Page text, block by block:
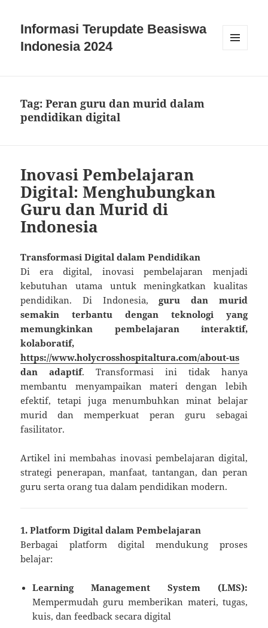
Informasi Terupdate Beasiswa
Indonesia 2024
Tag:Peran guru dan murid dalam
pendidikan digital
Inovasi Pembelajaran
Digital: Menghubungkan
Guru dan Murid di
Indonesia
Transformasi Digital dalam Pendidikan
Di era digital, inovasi pembelajaran menjadi
kebutuhan utama untuk meningkatkan kualitas
pendidikan. Di Indonesia,guru dan murid
semakin terbantu dengan teknologi yang
memungkinkan pembelajaran interaktif,
kolaboratif,
https://www.holycrosshospitaltura.com/about-us
dan adaptif. Transformasi ini tidak hanya
membantu menyampaikan materi dengan lebih
efektif, tetapi juga menumbuhkan minat belajar
murid dan memperkuat peran guru sebagai
fasilitator.
Artikel ini membahas inovasi pembelajaran digital,
strategi penerapan, manfaat, tantangan, dan peran
guru serta orang tua dalam pendidikan modern.
1. Platform Digital dalam Pembelajaran
Berbagai platform digital mendukung proses
belajar:
Learning Management System (LMS):
Mempermudah guru memberikan materi, tugas,
kuis, dan feedback secara digital